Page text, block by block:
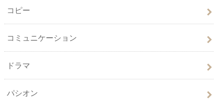
コピー
コミュニケーション
ドラマ
パシオン